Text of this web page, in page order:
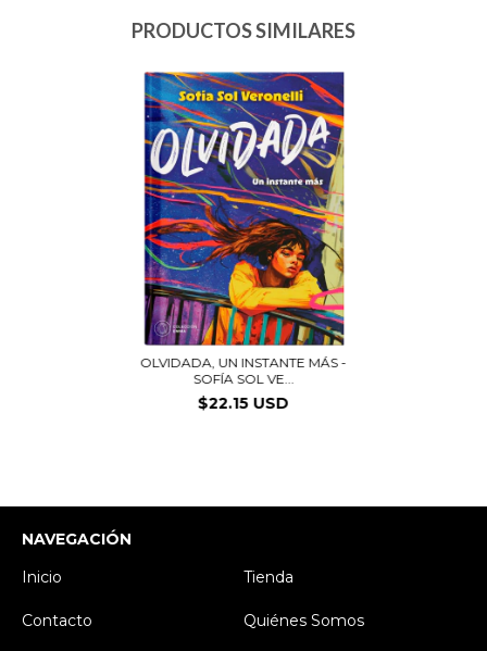
PRODUCTOS SIMILARES
OLVIDADA, UN INSTANTE MÁS -
SOFÍA SOL VE...
$22.15 USD
NAVEGACIÓN
Inicio
Tienda
Contacto Quiénes Somos